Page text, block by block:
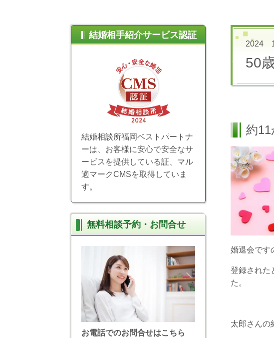
2024
50
約
婚退会です
登録された
た。
太郎さんの
結婚相手紹介サービス認証
結婚相談所福岡ベストパートナ
ーは、お客様に安心で安全なサ
ービスを提供している証、マル
適マークCMSを取得していま
す。
無料相談予約・お問合せ
お電話でのお問合せはこちら